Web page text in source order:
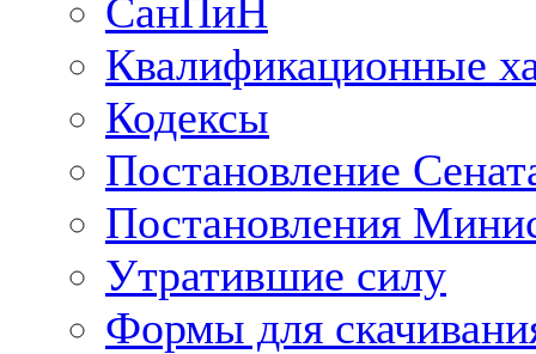
СанПиН
Квалификационные
Кодексы
Постановление
Постановления
Утратившие силу
Формы для